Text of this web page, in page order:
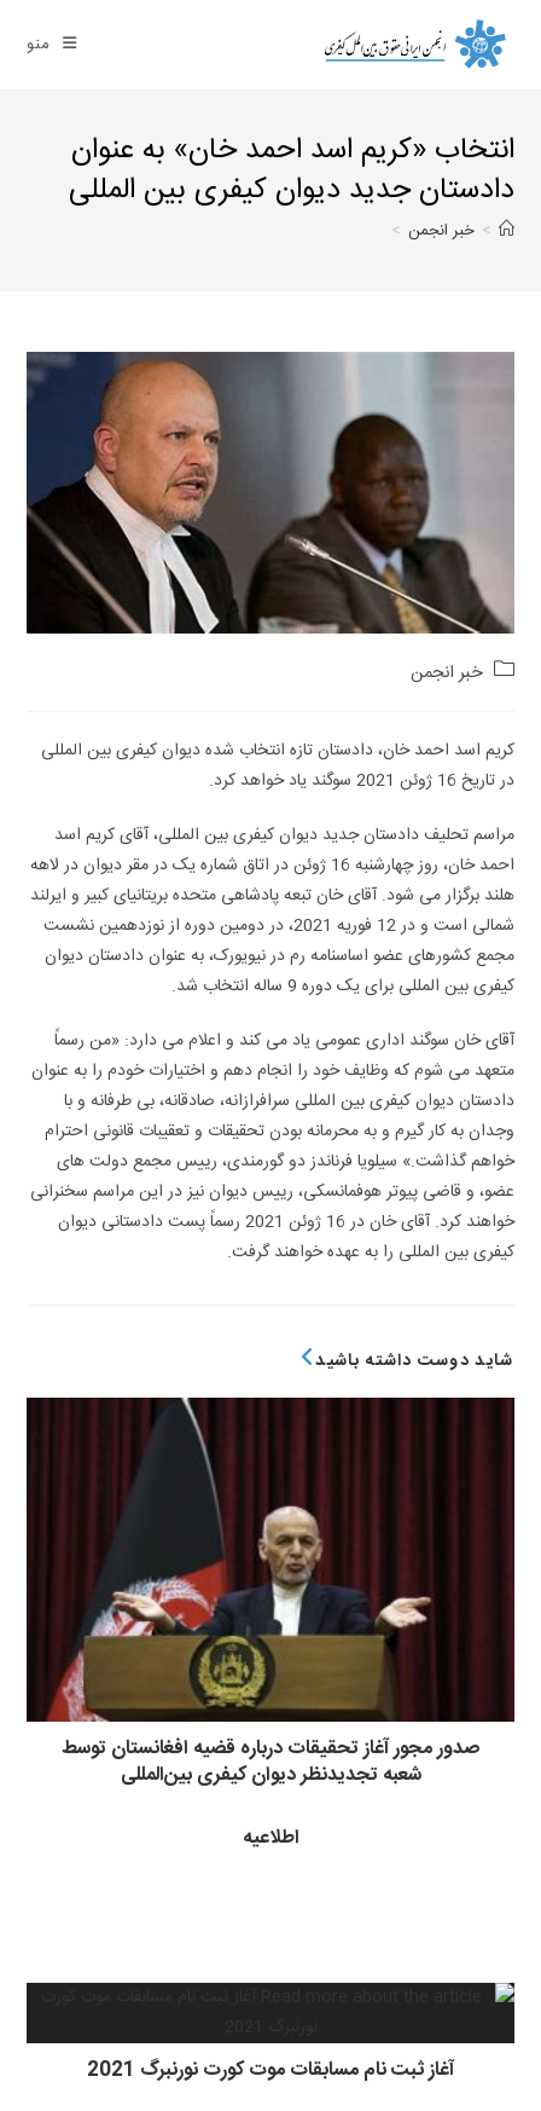
content
منو
انتخاب «کریم اسد احمد خان» به عنوان
دادستان جدید دیوان کیفری بین المللی
> خبر انجمن >
Postخبر انجمن
کریم اسد احمد خان، دادستان تازه انتخاب شده دیوان کیفری بین المللی
در تاریخ 16 ژوئن 2021 سوگند یاد خواهد کرد.
مراسم تحلیف دادستان جدید دیوان کیفری بین ­المللی، آقای کریم اسد
احمد خان، روز چهارشنبه 16 ژوئن در اتاق شماره یک در مقر دیوان در لاهه
هلند برگزار می­ شود. آقای خان تبعه پادشاهی متحده بریتانیای کبیر و ایرلند
شمالی است و در 12 فوریه 2021، در دومین دوره از نوزدهمین نشست
مجمع کشورهای عضو اساسنامه رم در نیویورک، به عنوان دادستان دیوان
کیفری بین­ المللی برای یک دوره 9 ساله انتخاب شد.
آقای خان سوگند اداری عمومی یاد می­ کند و اعلام می ­دارد: «من رسماً
متعهد می­ شوم که وظایف خود را انجام دهم و اختیارات خودم را به عنوان
دادستان دیوان کیفری بین­ المللی سرافرازانه، صادقانه، بی­ طرفانه و با
وجدان به کار گیرم و به محرمانه بودن تحقیقات و تعقیبات قانونی احترام
خواهم گذاشت.» سیلویا فرناندز دو گورمندی، رییس مجمع دولت­ های
عضو، و قاضی پیوتر هوفمانسکی، رییس دیوان نیز در این مراسم سخنرانی
خواهند کرد. آقای خان در 16 ژوئن 2021 رسماً پست دادستانی دیوان
کیفری بین ­المللی را به عهده خواهند گرفت.
شاید دوست داشته باشید
صدور مجور آغاز تحقیقات درباره قضیه افغانستان توسط
شعبه تجدیدنظر دیوان کیفری بین‌المللی
اطلاعیه
آغاز ثبت نام مسابقات موت کورت نورنبرگ 2021